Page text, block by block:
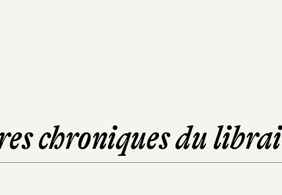
chroniques du